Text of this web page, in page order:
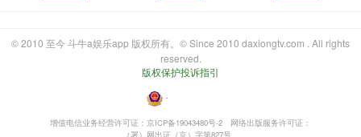
© 2010 至今 斗牛a娱乐app 版权所有。© Since 2010 daxiongtv.com . All rights
reserved.
版权保护投诉指引
・
增值电信业务经营许可证：京ICP备19043480号-2
网络出版服务许可证：